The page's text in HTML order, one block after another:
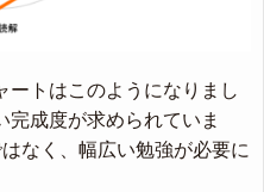
ートはこのようになりまし
完成度が求められていま
なく、幅広い勉強が必要に